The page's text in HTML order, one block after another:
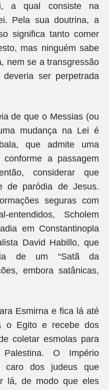
a qual consiste na
Pela sua doutrina, a
significa tanto comer
mas ninguém sabe
nem se a transgressão
ser perpetrada
de que o Messias (ou
mudança na Lei é
que admite uma
a passagem
considerar que
de paródia de Jesus.
seguras com
entendidos, Scholem
em Constantinopla
David Habillo, que
de um “Satã da
embora satânicas,
Esmirna e fica lá até
o Egito e recebe dos
coletar esmolas para
O Império
caro dos judeus que
lá, de modo que eles